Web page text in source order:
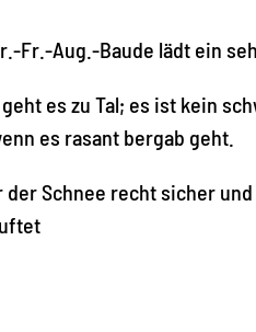
Fr.-Aug.-Baude lädt ein
es zu Tal; es ist kein
es rasant bergab geht.
Schnee recht sicher